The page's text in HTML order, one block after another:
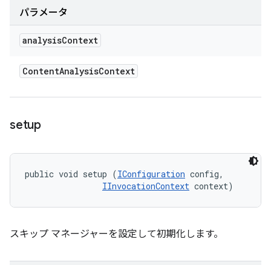
パラメータ
analysisContext
ContentAnalysisContext
setup
public void setup (IConfiguration config,
IInvocationContext context)
スキップ マネージャーを設定して初期化します。